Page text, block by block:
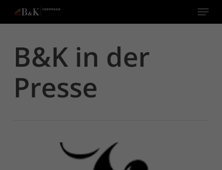
Menu
B&K in der
Presse